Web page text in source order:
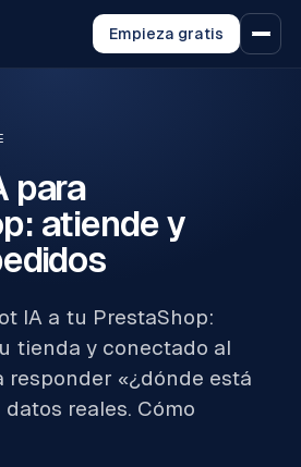
Empieza gratis
para
atiende y
IA a tu PrestaShop:
tienda y conectado al
responder «¿dónde está
reales. Cómo